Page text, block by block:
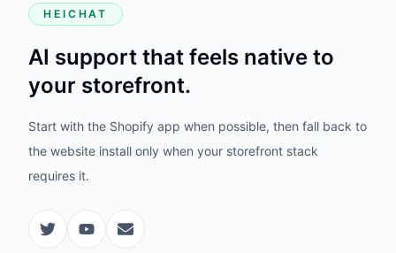
HEICHAT
AI support that feels native to
your storefront.
Start with the Shopify app when possible, then fall back to
the website install only when your storefront stack
requires it.